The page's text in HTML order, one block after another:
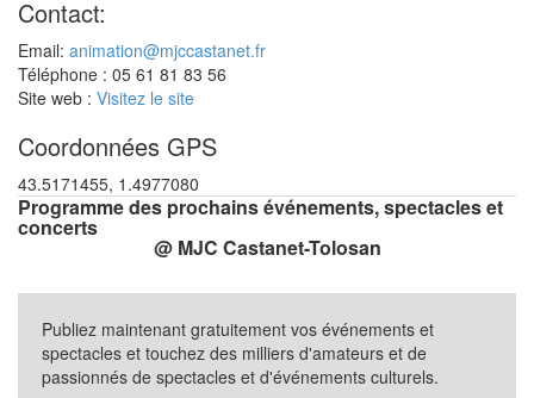
Contact:
Email: animation@mjccastanet.fr
Téléphone : 05 61 81 83 56
Site web : Visitez le site
Coordonnées GPS
43.5171455, 1.4977080
Programme des prochains événements, spectacles et
concerts
@ MJC Castanet-Tolosan
Publiez maintenant gratuitement vos événements et
spectacles et touchez des milliers d'amateurs et de
passionnés de spectacles et d'événements culturels.